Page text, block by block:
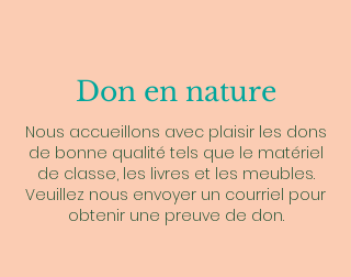
Don en nature
Nous accueillons avec plaisir les dons
de bonne qualité tels que le matériel
de classe, les livres et les meubles.
Veuillez nous envoyer un courriel pour
obtenir une preuve de don.